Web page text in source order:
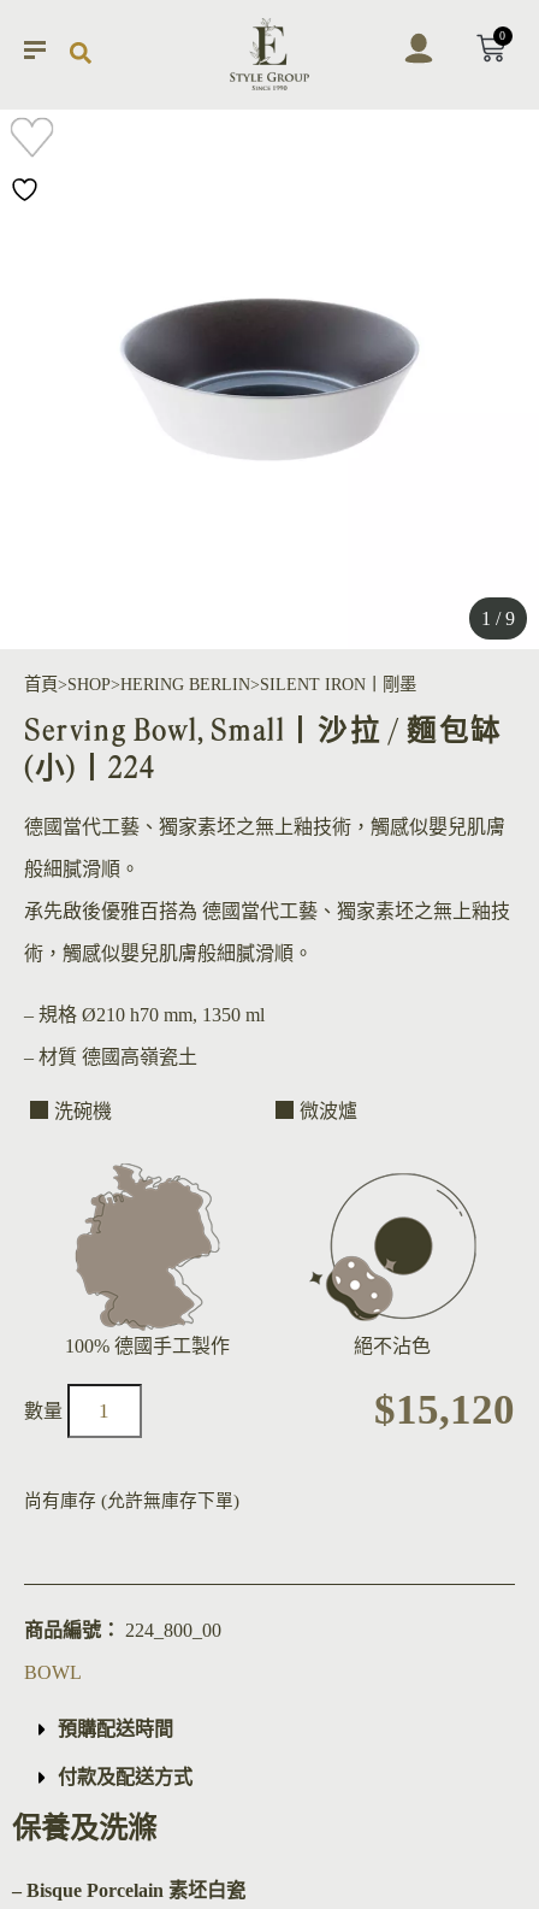
0
1 / 9
首頁 SHOP HERING BERLIN SILENT IRON丨剛墨
Serving Bowl, Small丨沙拉 / 麵包缽
(小)丨224
德國當代工藝、獨家素坯之無上釉技術，觸感似嬰兒肌膚
般細膩滑順。
承先啟後優雅百搭為 德國當代工藝、獨家素坯之無上釉技
術，觸感似嬰兒肌膚般細膩滑順。
– 規格 Ø210 h70 mm, 1350 ml
– 材質 德國高嶺瓷土
洗碗機 微波爐
100% 德國手工製作 絕不沾色
$15,120
尚有庫存 (允許無庫存下單)
商品編號： 224_800_00
BOWL
預購配送時間
付款及配送方式
保養及洗滌
– Bisque Porcelain 素坯白瓷